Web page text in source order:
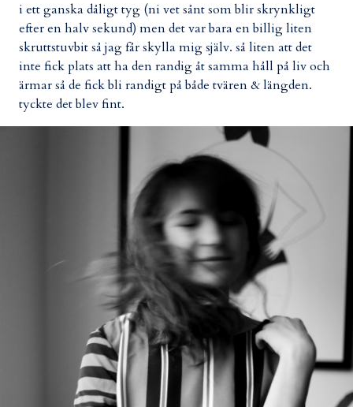
i ett ganska dåligt tyg (ni vet sånt som blir skrynkligt
efter en halv sekund) men det var bara en billig liten
skruttstuvbit så jag får skylla mig själv. så liten att det
inte fick plats att ha den randig åt samma håll på liv och
ärmar så de fick bli randigt på både tvären & längden.
tyckte det blev fint.